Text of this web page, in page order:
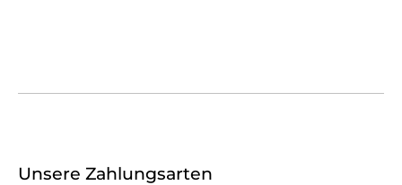
Unsere Zahlungsarten